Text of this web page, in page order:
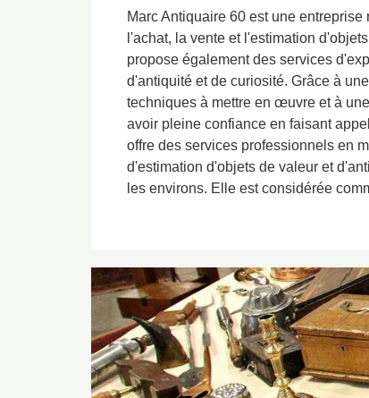
Marc Antiquaire 60 est une
l'achat, la vente et l'estimation
propose également des services
d'antiquité et de curiosité. Grâce à
techniques à mettre en œuvre et à
avoir pleine confiance en faisant
offre des services professionnels en
d'estimation d'objets de valeur et
les environs. Elle est considérée